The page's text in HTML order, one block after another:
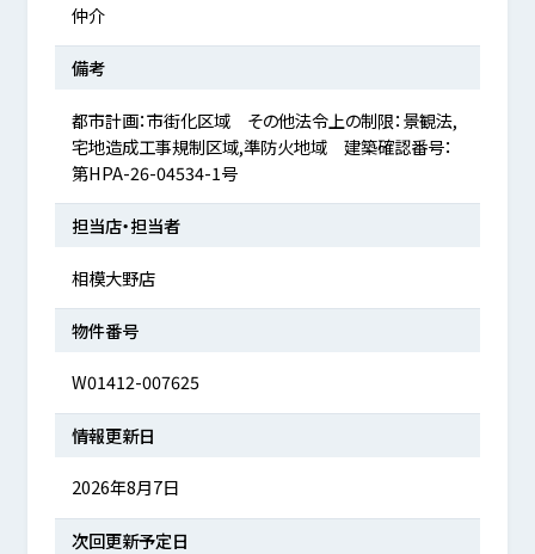
仲介
備考
都市計画：市街化区域 その他法令上の制限：景観法,
宅地造成工事規制区域,準防火地域 建築確認番号：
第HPA-26-04534-1号
担当店・担当者
相模大野店
物件番号
W01412-007625
情報更新日
2026年8月7日
次回更新予定日